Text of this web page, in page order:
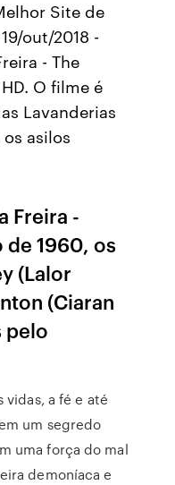
Site de
out/2018 -
- The
O filme é
Lavanderias
asilos
Freira -
de 1960, os
(Lalor
(Ciaran
pelo
vidas, a fé e até
um segredo
uma força do mal
demoníaca e